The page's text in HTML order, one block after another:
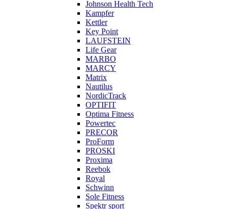
Johnson Health Tech
Kampfer
Kettler
Key Point
LAUFSTEIN
Life Gear
MARBO
MARCY
Matrix
Nautilus
NordicTrack
OPTIFIT
Optima Fitness
Powertec
PRECOR
ProForm
PROSKI
Proxima
Reebok
Royal
Schwinn
Sole Fitness
Spektr sport